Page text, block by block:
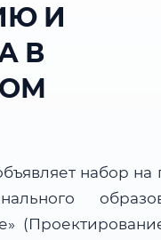
И
В
набор